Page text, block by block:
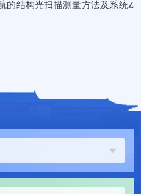
的结构光扫描测量方法及系统Z